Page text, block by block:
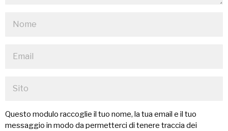
Questo modulo raccoglie il tuo nome, la tua email e il tuo
messaggio in modo da permetterci di tenere traccia dei